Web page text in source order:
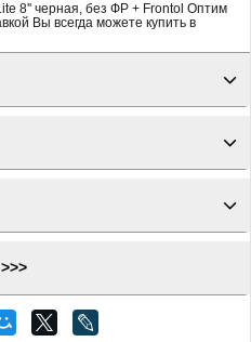
8'' черная, без ФР + Frontol Оптим
Вы всегда можете купить в